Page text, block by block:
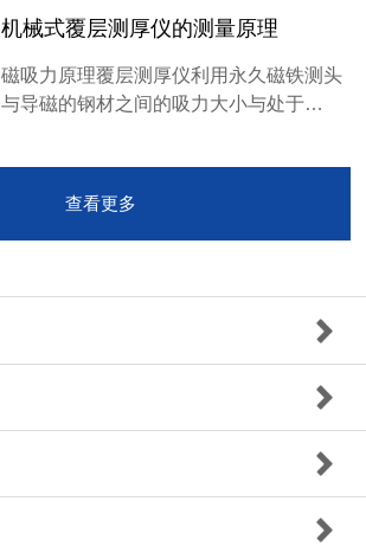
机械式覆层测厚仪的测量原理
磁吸力原理覆层测厚仪利用永久磁铁测头
与导磁的钢材之间的吸力大小与处于…
查看更多